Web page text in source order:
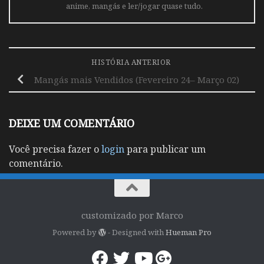
anime, mangás e ler/jogar quase tudo.
HISTÓRIA ANTERIOR
Mangás mais Vendidos (Fevereiro 24– Março 02)
DEIXE UM COMENTÁRIO
Você precisa fazer ologinpara publicar um
comentário.
customizado por Marco
Powered by - Designed withHueman Pro